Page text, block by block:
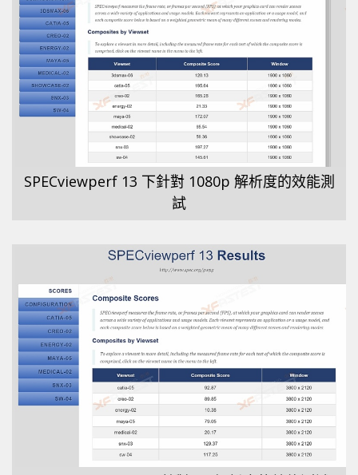
SPECviewperf 13 下針對 1080p 解析度的效能測
試